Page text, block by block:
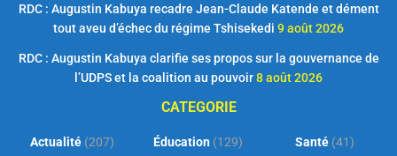
RDC : Augustin Kabuya recadre Jean-Claude Katende et dément
tout aveu d’échec du régime Tshisekedi 9 août 2026
RDC : Augustin Kabuya clarifie ses propos sur la gouvernance de
l’UDPS et la coalition au pouvoir8 août 2026
CATEGORIE
Actualité(207)
Éducation (129)
Santé (41)